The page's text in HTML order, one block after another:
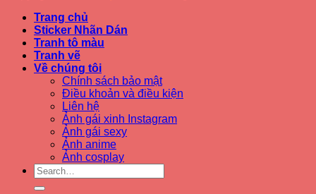
Trang chủ
Sticker Nhãn Dán
Tranh tô màu
Tranh vẽ
Về chúng tôi
Chính sách bảo mật
Điều khoản và điều kiện
Liên hệ
Ảnh gái xinh Instagram
Ảnh gái sexy
Ảnh anime
Ảnh cosplay